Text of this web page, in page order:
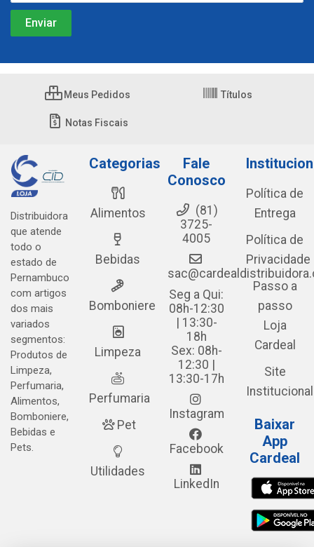
Meus Pedidos Títulos
Notas Fiscais
Distribuidora
que atende
todo o
estado de
Pernambuco
com artigos
dos mais
variados
segmentos:
Produtos de
Limpeza,
Perfumaria,
Alimentos,
Bomboniere,
Bebidas e
Pets.
Categorias
Alimentos
Bebidas
Bomboniere
Limpeza
Perfumaria
Pet
Utilidades
Fale
Conosco
(81)
3725-
4005
Seg a Qui:
08h-12:30
| 13:30-
18h
Sex: 08h-
12:30 |
13:30-17h
Instagram
Facebook
LinkedIn
Política de
Entrega
Política de
Privacidade
Passo a
passo
Loja
Cardeal
Site
Institucional
Baixar
App
Cardeal